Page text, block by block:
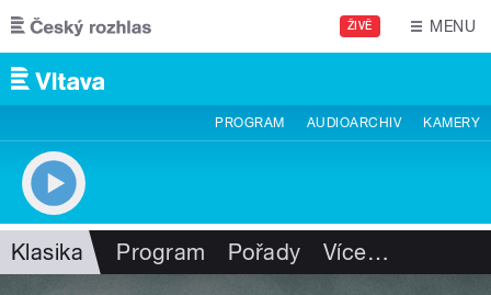
Přejít k hlavnímu obsahu
ŽIVĚ MENU
PROGRAM AUDIOARCHIV KAMERY
Klasika Program Pořady Více…